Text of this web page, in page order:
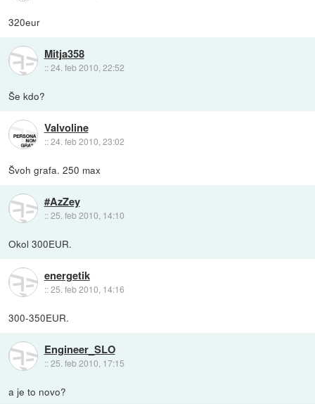
320eur
Mitja358
::24. feb 2010, 22:52
Še kdo?
Valvoline
::24. feb 2010, 23:02
Švoh grafa. 250 max
#AzZey
::25. feb 2010, 14:10
Okol 300EUR.
energetik
::25. feb 2010, 14:16
300-350EUR.
Engineer_SLO
::25. feb 2010, 17:15
a je to novo?